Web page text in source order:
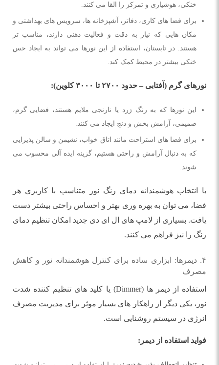
خنکی، هوشیاری و تمرکز را القا می کنند.
برای فضا های کاری، دفاتر، آشپزخانه ها، سرویس های بهداشتی و
مکان هایی که نیاز به دقت و فعالیت ذهنی دارند، مناسب تر
هستند. در تابستان، استفاده از این نورها می تواند به ایجاد حس
خنکی بیشتر در محیط کمک کند.
نورهای گرم (آفتابی – حدود ۲۷۰۰ تا ۳۰۰۰ کلوین):
این نورها که به رنگ زرد یا نارنجی ملایم هستند، فضایی گرم،
صمیمی، آرامش بخش و دنج ایجاد می کنند.
برای فضا های استراحت مانند اتاق خواب، نشیمن و سالن پذیرایی
که به دنبال آرامش و راحتی هستیم، گزینه ایده آلی محسوب می
شوند.
با انتخاب هوشمندانه دمای رنگ نور متناسب با کاربری هر
فضا، می توان به بهره وری بهتر و احساس راحتی بیشتر دست
یافت. بسیاری از لامپ های ال ای دی جدید امکان تنظیم دمای
رنگ را نیز فراهم می کنند.
۴. دیمرها: ابزاری ساده برای کنترل هوشمندانه نور و کاهش
مصرف
استفاده از دیمر ها (Dimmer) یا کلید های تنظیم کننده شدت
نور، یکی دیگر از راهکار های بسیار موثر برای مدیریت مصرف
انرژی در سیستم روشنایی است.
فواید استفاده از دیمر: